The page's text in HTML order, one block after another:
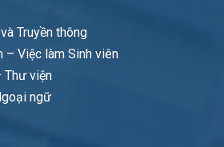
Truyền thông
– Việc làm Sinh viên
Thư viện
ngữ